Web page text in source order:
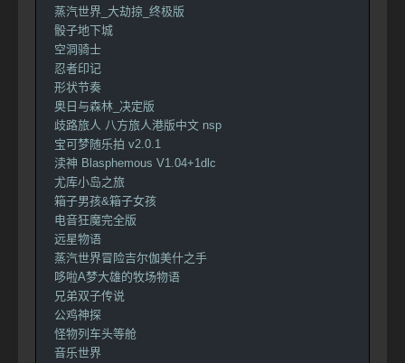
蒸汽世界_大劫掠_终极版
骰子地下城
空洞骑士
忍者印记
形状节奏
奥日与森林_决定版
歧路旅人 八方旅人港版中文 nsp
宝可梦随乐拍 v2.0.1
渎神 Blasphemous V1.04+1dlc
尤库小岛之旅
箱子男孩&箱子女孩
电音狂魔完全版
远星物语
蒸汽世界冒险吉尔伽美什之手
哆啦A梦大雄的牧场物语
兄弟双子传说
公鸡神探
怪物列车头等舱
音乐世界